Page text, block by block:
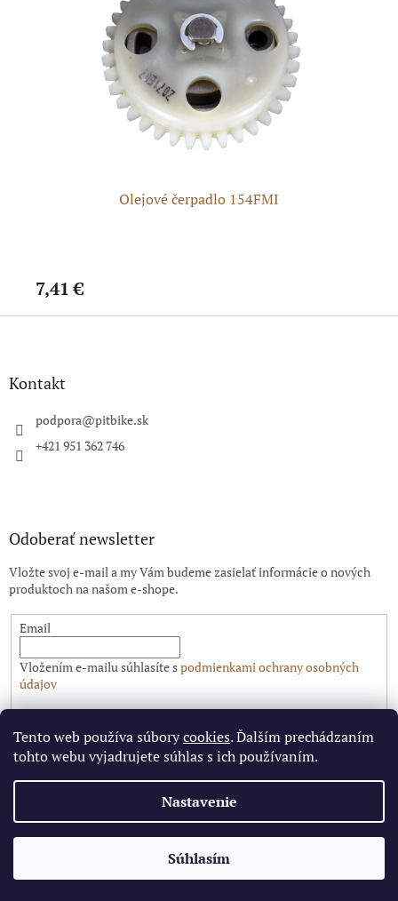
Tento web používa súborycookies. Ďalším prechádzaním
tohto webu vyjadrujete súhlas s ich používaním.
Nastavenie
Súhlasím
Olejové čerpadlo 154FMI
7,41 €
Z
Kontakt
podpora@pitbike.sk
+421 951 362 746
Odoberať newsletter
Vložte svoj e-mail a my Vám budeme zasielať informácie o nových
produktoch na našom e-shope.
Email
Vložením e-mailu súhlasíte spodmienkami ochrany osobných
údajov
Vytvoril Shoptet
Pitbike.sk. Všetky práva vyhradené.
🔥 Limitovaná cena pre najrýchlejších